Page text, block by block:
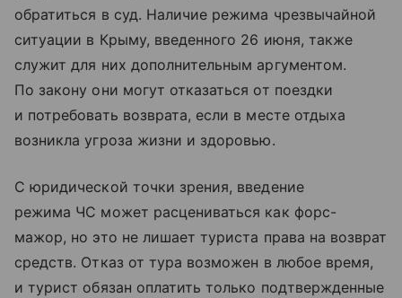
обратиться в суд. Наличие режима чрезвычайной
ситуации в Крыму, введенного 26 июня, также
служит для них дополнительным аргументом.
По закону они могут отказаться от поездки
и потребовать возврата, если в месте отдыха
возникла угроза жизни и здоровью.
С юридической точки зрения, введение
режима ЧС может расцениваться как форс-
мажор, но это не лишает туриста права на возврат
средств. Отказ от тура возможен в любое время,
и турист обязан оплатить только подтвержденные